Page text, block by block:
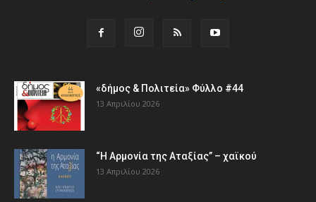
«δήμος & Πολιτεία» Φύλλο #44
13 Απριλίου 2026
“Η Αρμονία της Αταξίας” – χαϊκού
13 Απριλίου 2026